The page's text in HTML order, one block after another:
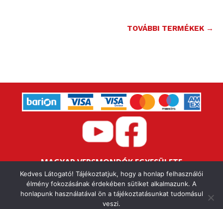
TOVÁBBI TERMÉKEK →
MAGYAR VERSMONDÓK EGYESÜLETE
Bankszámlaszám: 16200106-11646259
Adószám: 18047352-1-43
Kedves Látogató! Tájékoztatjuk, hogy a honlap felhasználói
élmény fokozásának érdekében sütiket alkalmazunk. A
honlapunk használatával ön a tájékoztatásunkat tudomásul
veszi.